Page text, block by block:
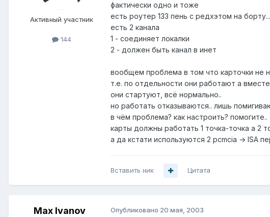
Активный участник
144
фактически одно и тоже
есть роутер 133 пень с редхэтом на борту...
есть 2 канала
1 - соединяет локалки
2 - должен быть канал в инет
вообщем проблема в том что карточки не
т.е. по отдельности они работают а
они стартуют, всё нормально..
но работать отказываются.. лишь
в чём проблема? как настроить? помогите..
карты должны работать 1 точка-точка а 2
а да кстати используются 2 pcmcia -> ISA
Вставить ник Цитата
Max Ivanov Опубликовано 20 мая, 2003